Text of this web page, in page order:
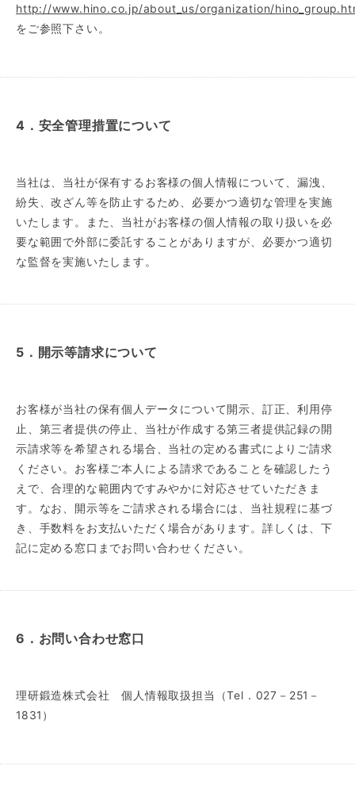
http://www.hino.co.jp/about_us/organization/
をご参照下さい。
4．安全管理措置について
当社は、当社が保有するお客様の個人情報について、漏洩、
紛失、改ざん等を防止するため、必要かつ適切な管理を実施
いたします。また、当社がお客様の個人情報の取り扱いを必
要な範囲で外部に委託することがありますが、必要かつ適切
な監督を実施いたします。
5．開示等請求について
お客様が当社の保有個人データについて開示、訂正、利用停
止、第三者提供の停止、当社が作成する第三者提供記録の開
示請求等を希望される場合、当社の定める書式によりご請求
ください。お客様ご本人による請求であることを確認したう
えで、合理的な範囲内ですみやかに対応させていただきま
す。なお、開示等をご請求される場合には、当社規程に基づ
き、手数料をお支払いただく場合があります。詳しくは、下
記に定める窓口までお問い合わせください。
6．お問い合わせ窓口
理研鍛造株式会社 個人情報取扱担当（Tel．027－251－
1831）